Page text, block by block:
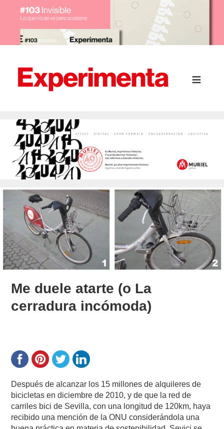
Me duele atarte (o La
cerradura incómoda)
Después de alcanzar los 15 millones de alquileres de
bicicletas en diciembre de 2010, y de que la red de
carriles bici de Sevilla, con una longitud de 120km, haya
recibido una mención de la ONU considerándola una